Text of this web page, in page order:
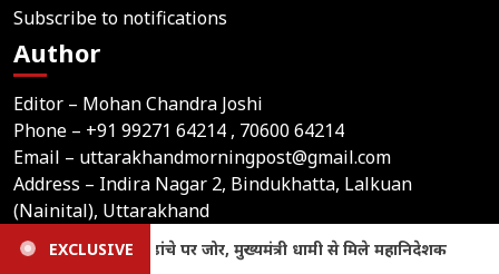
Subscribe to notifications
Author
Editor – Mohan Chandra Joshi
Phone – +91 99271 64214 , 70600 64214
Email – uttarakhandmorningpost@gmail.com
Address – Indira Nagar 2, Bindukhatta, Lalkuan
(Nainital), Uttarakhand
Contact Us Privacy Policy
EXCLUSIVE
महानिदेशक Uttarakhand: तेज रफ्तार वाहन की टक्कर से